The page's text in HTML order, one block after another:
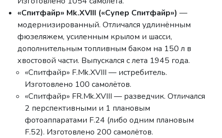
«Спитфайр» Mk.XVIII («Супер Спитфайр») —
модернизированный. Отличался удлинённым
фюзеляжем, усиленным крылом и шасси,
дополнительным топливным баком на 150 л в
хвостовой части. Выпускался с лета 1945 года.
«Спитфайр» F.Mk.XVIII — истребитель.
Изготовлено 100 самолётов.
«Спитфайр» FR.Mk.XVIII — разведчик. Отличался
2 перспективными и 1 плановым
фотоаппаратами F.24 (либо одним плановым
F.52). Изготовлено 200 самолётов.